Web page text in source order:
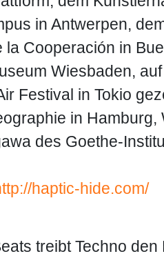
in Antwerpen,
la Cooperación in
Wiesbaden,
Festival in Tokio
in
des Goethe-
haptic-hide.com/
treibt Techno